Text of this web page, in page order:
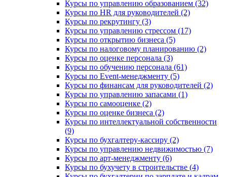
Курсы по управлению образованием (32)
Курсы по HR для руководителей (2)
Курсы по рекрутингу (3)
Курсы по управлению стрессом (17)
Курсы по открытию бизнеса (5)
Курсы по налоговому планированию (2)
Курсы по оценке персонала (3)
Курсы по обучению персонала (61)
Курсы по Event-менеджменту (5)
Курсы по финансам для руководителей (2)
Курсы по управлению запасами (1)
Курсы по самооценке (2)
Курсы по оценке бизнеса (2)
Курсы по интеллектуальной собственности
(9)
Курсы по бухгалтеру-кассиру (2)
Курсы по управлению недвижимостью (7)
Курсы по арт-менеджменту (6)
Курсы по бухучету в строительстве (4)